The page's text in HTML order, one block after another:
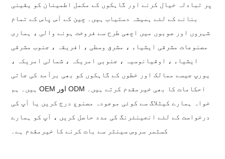
پر تبادلہ خیال کرنے اور گاہکوں کے مکمل اطمینان کو یقینی
بنانے کے لئے ہمیشہ دستیاب ہیں۔ چین کے آس پاس کے تمام
شہروں اور صوبوں میں اچھی طرح سے فروخت ہونے والی ، ہماری
مصنوعات مشرقی ایشیاء ، مشرق وسطی ، افریقہ ، جنوب مشرقی
ایشیاء ، اوقیانوسیہ ، جنوبی امریکہ ، شمالی امریکہ ،
یورپ جیسے ممالک اور خطوں کے گاہکوں کو بھی برآمد کی جاتی
ہیں۔ ہم OEM اور ODM احکامات کا بھی خیرمقدم کرتے ہیں۔
خواہ ہمارے کیٹلاگ سے کوئی موجودہ مصنوع درج کریں یا آپ کی
درخواست کے لئے انجینئرنگ کی مدد حاصل کریں ، آپ کو ہمارے
کسٹمر سروس سینٹر سے بات کرنے کا خیرمقدم ہے۔